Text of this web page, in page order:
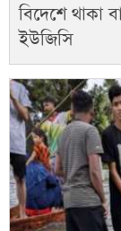
বিদেশে থাকা
ইউজিসি